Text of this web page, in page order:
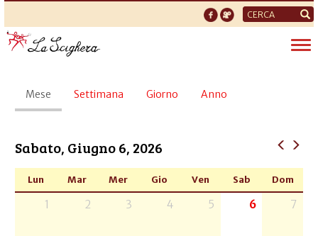
Form
di
ricerca
Schede
primarie
Mese (scheda
attiva)
Settimana Giorno Anno
Sabato, Giugno 6, 2026
Lun Mar Mer Gio Ven Sab Dom
1 2 3 4 5 6 7